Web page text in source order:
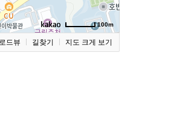
100m
로드뷰 길찾기 지도 크게 보기